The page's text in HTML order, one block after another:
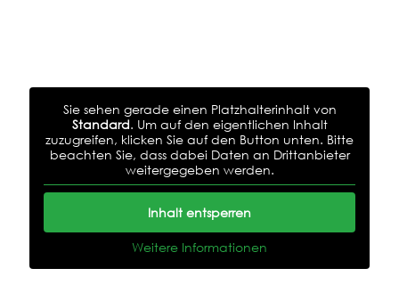
Sie sehen gerade einen Platzhalterinhalt von
Standard. Um auf den eigentlichen Inhalt
zuzugreifen, klicken Sie auf den Button unten. Bitte
beachten Sie, dass dabei Daten an Drittanbieter
weitergegeben werden.
Inhalt entsperren
Weitere Informationen